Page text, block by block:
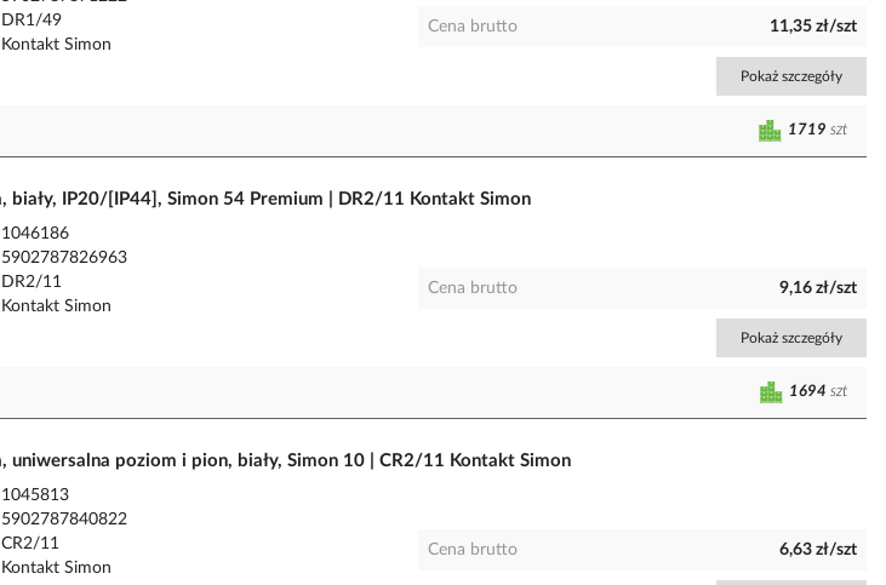
DR1/49
Kontakt Simon
Cena brutto 11,35 zł/szt
Pokaż szczegóły
1719 szt
biały, IP20/[IP44], Simon 54 Premium | DR2/11 Kontakt Simon
1046186
5902787826963
DR2/11
Kontakt Simon
Cena brutto 9,16 zł/szt
Pokaż szczegóły
1694 szt
uniwersalna poziom i pion, biały, Simon 10 | CR2/11 Kontakt Simon
1045813
5902787840822
CR2/11
Kontakt Simon
Cena brutto 6,63 zł/szt